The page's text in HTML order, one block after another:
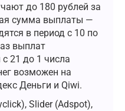
до 180 рублей за
сумма выплаты —
в период с 10 по
выплат
с 21 до 1 числа
возможен на
Деньги и Qiwi.
Slider (Adspot),